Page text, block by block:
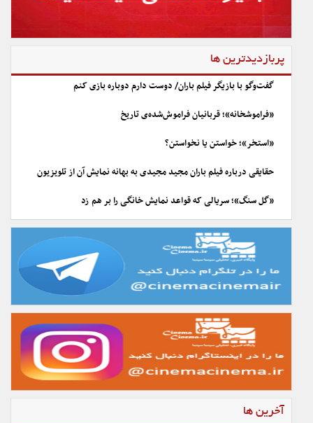
پربازدیدترین ها
گفت‌وگو با بازیگر فیلم باران/ دوست دارم دوباره بازی کنم
«فراموشخانه»؛ قربانیان فراموش‌شده‌ی تاریخ
«استخر»؛ خواستن یا نخواستن؟
حقایقی درباره فیلم باران مجید مجیدی به بهانه نمایش آن از تلویزیون
«گل سنگ»؛ سریالی که قواعد نمایش خانگی را بر هم زد
آخرین ها